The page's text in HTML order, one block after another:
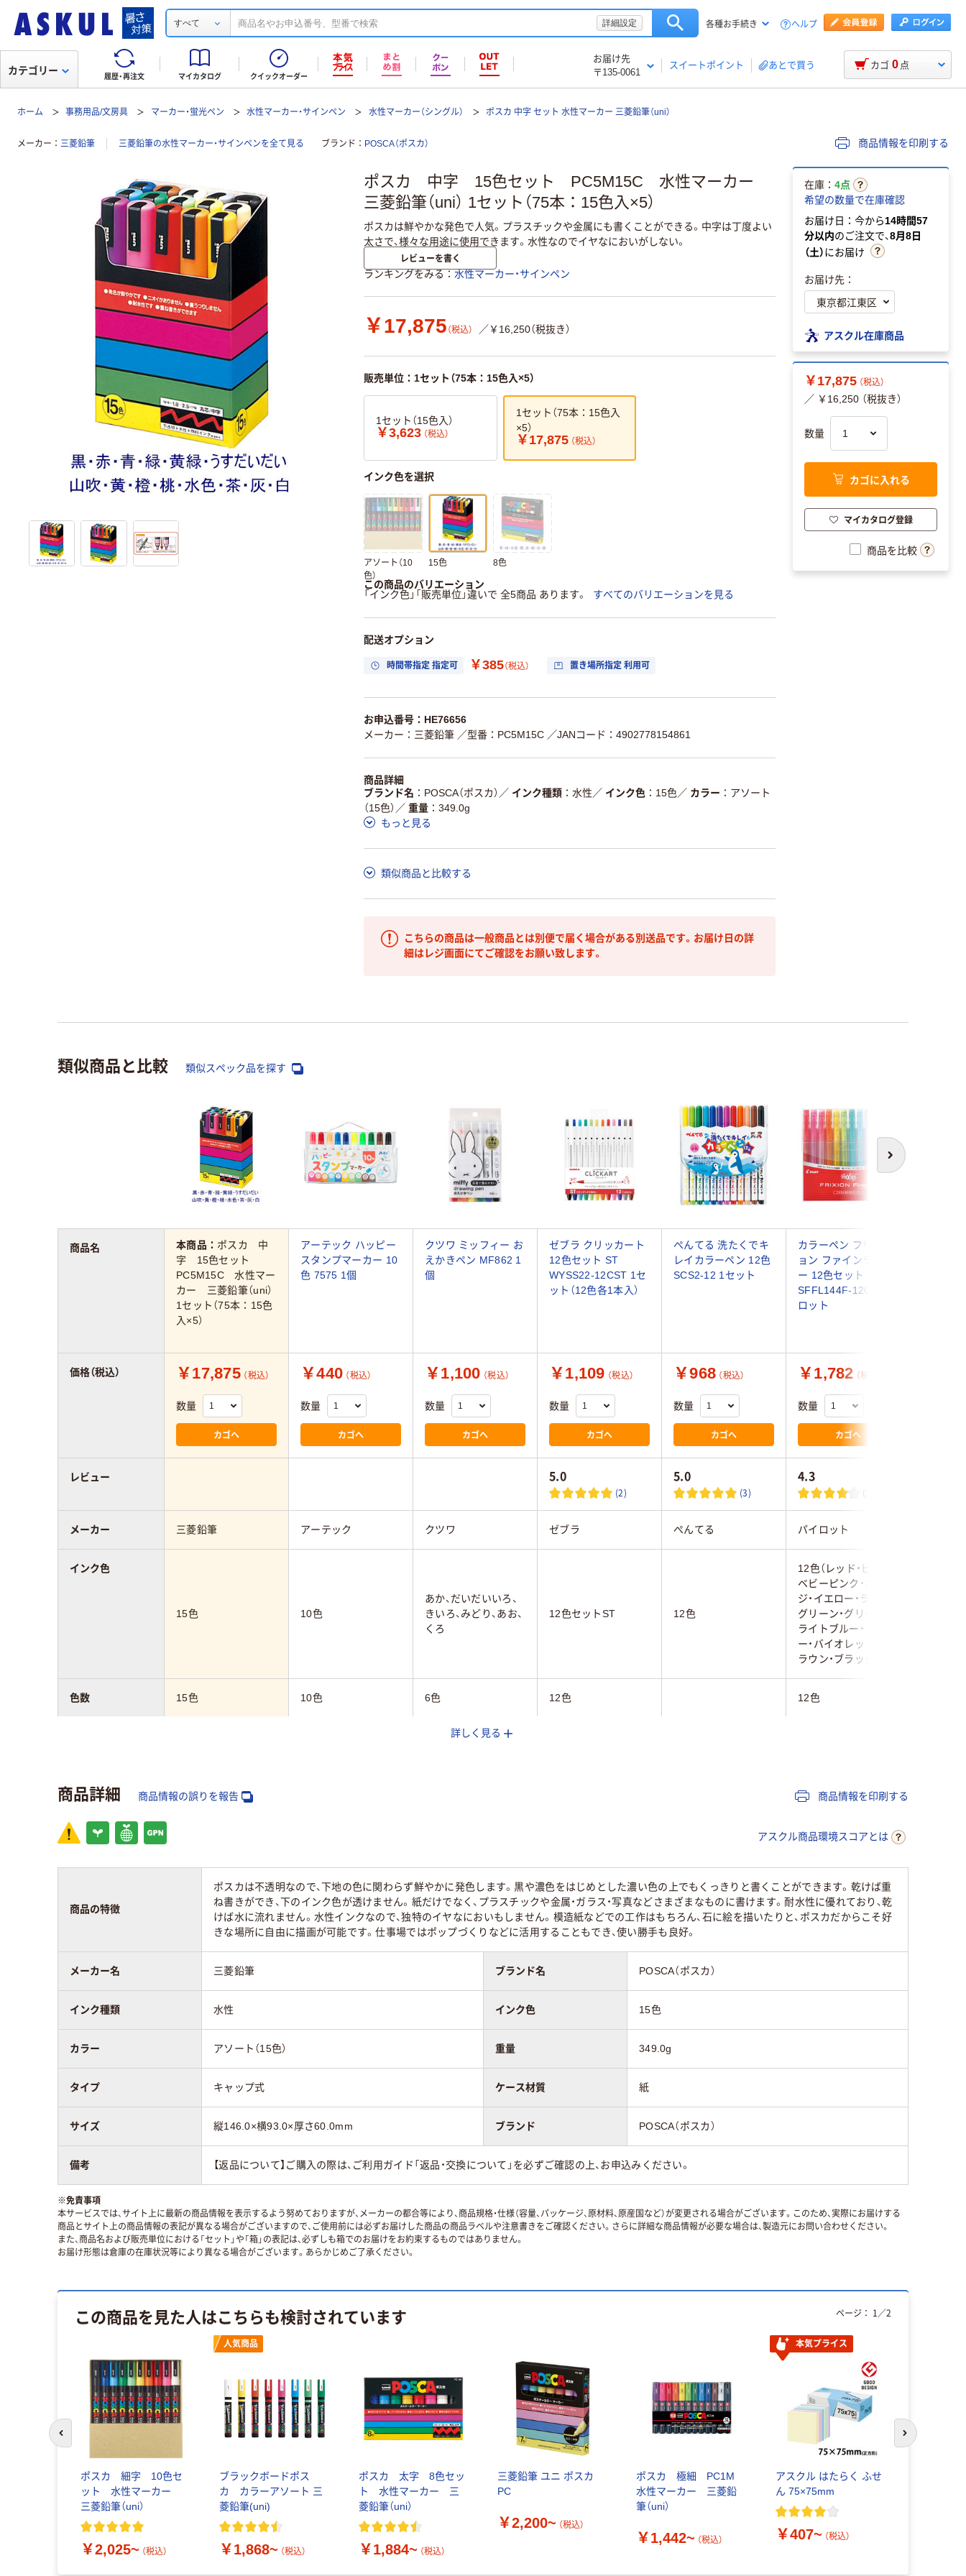
すべて 詳細設定 各種お手続き ヘルプ
履歴・再注文 マイカタログ クイックオーダー
お届け先
〒135-0061
スイートポイント あとで買う
カテゴリー カゴ 0 点
ホーム 事務用品/文房具 マーカー・蛍光ペン 水性マーカー・サインペン 水性マーカー（シングル） ポスカ 中字 セット 水性マーカー 三菱鉛筆（uni）
メーカー 三菱鉛筆 三菱鉛筆の水性マーカー・サインペンを全て見る ブランド POSCA（ポスカ） 商品情報を印刷する
ポスカ 中字 15色セット PC5M15C 水性マーカー
三菱鉛筆（uni） 1セット（75本：15色入×5）
ポスカは鮮やかな発色で人気。プラスチックや金属にも書くことができる。中字は丁度よい
太さで、様々な用途に使用できます。水性なのでイヤなにおいがしない。
レビューを書く
ランキングをみる 水性マーカー・サインペン
￥17,875 （税込） ／￥16,250（税抜き）
販売単位：1セット（75本：15色入×5）
1セット（15色入）
￥3,623 （税込）
1セット（75本：15色入
×5）
￥17,875 （税込）
インク色を選択
アソート（10
色）
15色 8色
この商品のバリエーション
「インク色」「販売単位」違いで 全5商品 あります。
すべてのバリエーションを見る
配送オプション
時間帯指定 指定可 ￥385（税込） 置き場所指定 利用可
お申込番号：HE76656
メーカー：三菱鉛筆 ／型番：PC5M15C ／JANコード：4902778154861
商品詳細
ブランド名
POSCA（ポスカ） ／ インク種類 水性 ／ インク色 15色 ／ カラー
アソート
（15色） ／ 重量
349.0g
もっと見る
類似商品と比較する
こちらの商品は一般商品とは別便で届く場合がある別送品です。お届け日の詳
細はレジ画面にてご確認をお願い致します。
在庫： 4点
希望の数量で在庫確認
お届け日：今から14時間57
分以内のご注文で、8月8日
（土）にお届け
お届け先：
アスクル在庫商品
￥17,875 （税込）
／ ￥16,250 （税抜き）
数量
カゴに入れる
マイカタログ登録
商品を比較
類似商品と比較 類似スペック品を探す
次へ
本商品： ポスカ 中
字 15色セット
PC5M15C 水性マー
カー 三菱鉛筆（uni）
1セット（75本：15色
入×5）
アーテック ハッピー
スタンプマーカー 10
色 7575 1個
クツワ ミッフィー お
えかきペン MF862 1
個
ゼブラ クリッカート
12色セット ST
WYSS22-12CST 1セ
ット（12色各1本入）
ぺんてる 洗たくでキ
レイカラーペン 12色
SCS2-12 1セット
カラーペン フリクシ
ョン ファインライナ
ー 12色セット
SFFL144F-12C パイ
ロット
￥17,875 （税込）
数量
カゴへ
￥440 （税込）
数量
カゴへ
￥1,100 （税込）
数量
カゴへ
￥1,109 （税込）
数量
カゴへ
￥968 （税込）
数量
カゴへ
￥1,782 （税込）
数量
カゴへ
5.0
(2)
5.0
(3)
4.3
(3)
三菱鉛筆 アーテック クツワ ゼブラ ぺんてる パイロット
15色 10色
あか、だいだいいろ、
きいろ、みどり、あお、
くろ
12色セットST 12色
12色（レッド・ピンク・
ベビーピンク・オレン
ジ・イエロー・ライト
グリーン・グリーン・
ライトブルー・ブル
ー・バイオレット・ブ
ラウン・ブラック）
15色 10色 6色 12色 12色
マルチカラー／多色
キャップ式
商品名
価格（税込）
レビュー
メーカー
インク色
色数
カラーグループ
タイプ
詳しく見る
商品詳細 商品情報の誤りを報告 商品情報を印刷する
アスクル商品環境スコアとは
商品の特徴
ポスカは不透明なので、下地の色に関わらず鮮やかに発色します。黒や濃色をはじめとした濃い色の上でもくっきりと書くことができます。乾けば重
ね書きができ、下のインク色が透けません。紙だけでなく、プラスチックや金属・ガラス・写真などさまざまなものに書けます。耐水性に優れており、乾
けば水に流れません。水性インクなので、独特のイヤなにおいもしません。模造紙などでの工作はもちろん、石に絵を描いたりと、ポスカだからこそ好
きな場所に自由に描画が可能です。仕事場ではポップづくりなどに活用することもでき、使い勝手も良好。
メーカー名 三菱鉛筆 ブランド名 POSCA（ポスカ）
インク種類 水性 インク色 15色
カラー アソート（15色） 重量 349.0g
タイプ キャップ式 ケース材質 紙
サイズ 縦146.0×横93.0×厚さ60.0mm ブランド POSCA（ポスカ）
備考 【返品について】ご購入の際は、ご利用ガイド「返品・交換について」を必ずご確認の上、お申込みください。
※免責事項
本サービスでは、サイト上に最新の商品情報を表示するよう努めておりますが、メーカーの都合等により、商品規格・仕様（容量、パッケージ、原材料、原産国など）が変更される場合がございます。このため、実際にお届けする
商品とサイト上の商品情報の表記が異なる場合がございますので、ご使用前には必ずお届けした商品の商品ラベルや注意書きをご確認ください。さらに詳細な商品情報が必要な場合は、製造元にお問い合わせください。
また、商品名および販売単位における「セット」や「箱」の表記は、必ずしも箱でのお届けをお約束するものではありません。
お届け形態は倉庫の在庫状況等により異なる場合がございます。あらかじめご了承ください。
この商品を見た人はこちらも検討されています
ポスカ 細字 10色セ
ット 水性マーカー
三菱鉛筆（uni）
￥2,025~ （税込）
人気商品
ブラックボードポス
カ カラーアソート 三
菱鉛筆(uni)
￥1,868~ （税込）
ポスカ 太字 8色セッ
ト 水性マーカー 三
菱鉛筆（uni）
￥1,884~ （税込）
三菱鉛筆 ユニ ポスカ
PC
￥2,200~ （税込）
ポスカ 極細 PC1M
水性マーカー 三菱鉛
筆（uni）
￥1,442~ （税込）
本気プライス
アスクル はたらく ふせ
ん 75×75mm
￥407~ （税込）
ページ： 1 ／2
次のスライド